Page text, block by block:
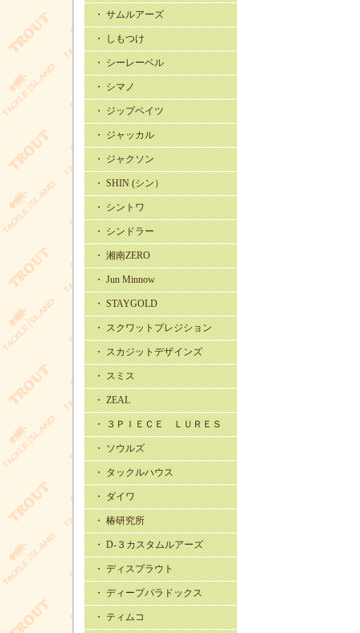
・ サムルアーズ
・ しもつけ
・ シーレーベル
・ シマノ
・ ジップベイツ
・ ジャッカル
・ ジャクソン
・ SHIN (シン）
・ シントワ
・ シンドラー
・ 湘南ZERO
・ Jun Minnow
・ STAYGOLD
・ スクワットプレジション
・ スカジットデザインズ
・ スミス
・ ZEAL
・ ３ＰＩＥＣＥ ＬＵＲＥＳ
・ ソウルズ
・ タックルハウス
・ ダイワ
・ 椿研究所
・ D-３カスタムルアーズ
・ ディスプラウト
・ ディープパラドックス
・ ティムコ